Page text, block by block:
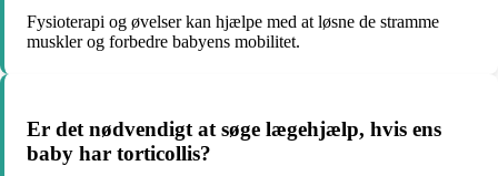
Fysioterapi og øvelser kan hjælpe med at løsne de stramme
muskler og forbedre babyens mobilitet.
Er det nødvendigt at søge lægehjælp, hvis ens
baby har torticollis?